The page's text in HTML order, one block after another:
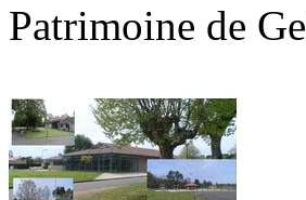
Patrimoine de